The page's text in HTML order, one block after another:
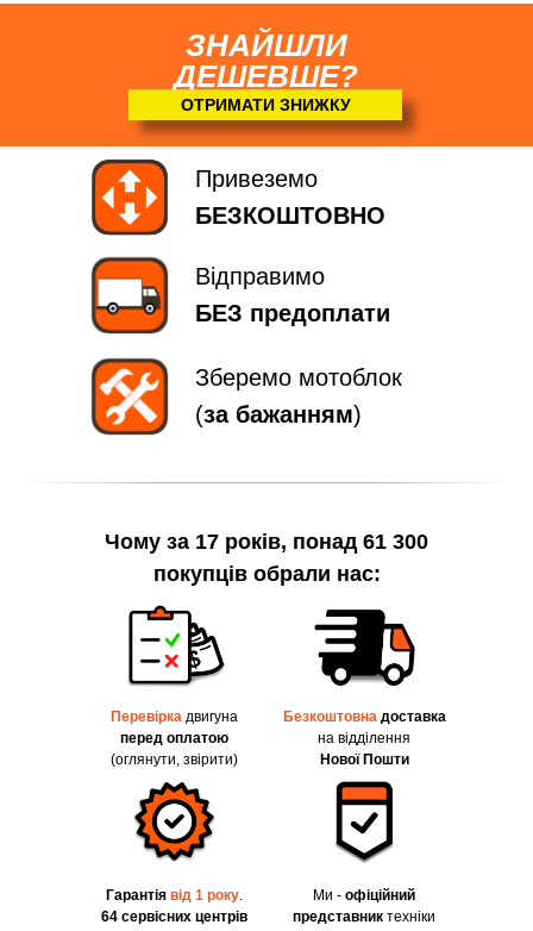
ЗНАЙШЛИ
ДЕШЕВШЕ?
ОТРИМАТИ ЗНИЖКУ
Відправимо
БЕЗ предоплати
Привеземо
БЕЗКОШТОВНО
Зберемо мотоблок
(за бажанням)
Чому за 17 років, понад 61 300
покупців обрали нас:
Перевірка двигуна
перед оплатою
(оглянути, звірити)
Гарантія від 1 року.
64 сервісних центрів
Безкоштовна доставка
на відділення
Нової Пошти
Ми - офіційний
представник техніки